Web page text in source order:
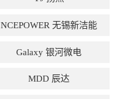
NCEPOWER 无锡新洁能
Galaxy 银河微电
MDD 辰达